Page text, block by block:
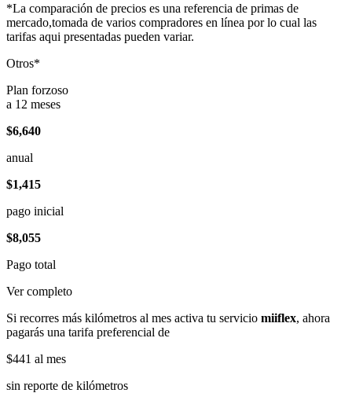
*La comparación de precios es una referencia de primas de
mercado,tomada de varios compradores en línea por lo cual las
tarifas aqui presentadas pueden variar.
Otros*
Plan forzoso
a 12 meses
$6,640
anual
$1,415
pago inicial
$8,055
Pago total
Ver completo
Si recorres más kilómetros al mes activa tu servicio miiflex, ahora
pagarás una tarifa preferencial de
$441 al mes
sin reporte de kilómetros